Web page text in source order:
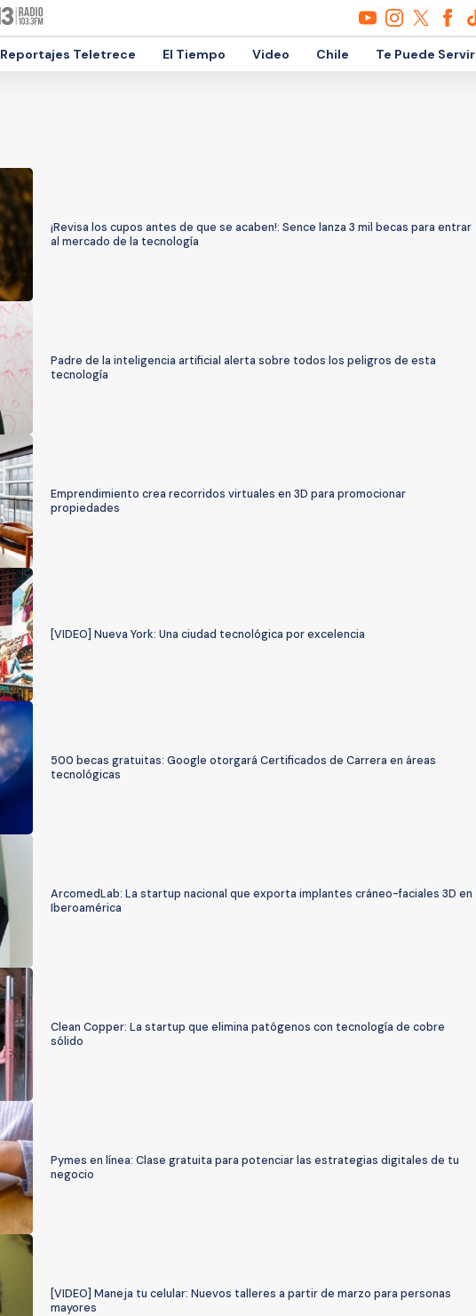
Reportajes Teletrece El Tiempo Video Chile Te Puede Servir
¡Revisa los cupos antes de que se acaben!: Sence lanza 3 mil becas para entrar
al mercado de la tecnología
Padre de la inteligencia artificial alerta sobre todos los peligros de esta
tecnología
Emprendimiento crea recorridos virtuales en 3D para promocionar
propiedades
[VIDEO] Nueva York: Una ciudad tecnológica por excelencia
500 becas gratuitas: Google otorgará Certificados de Carrera en áreas
tecnológicas
ArcomedLab: La startup nacional que exporta implantes cráneo-faciales 3D en
Iberoamérica
Clean Copper: La startup que elimina patógenos con tecnología de cobre
sólido
Pymes en línea: Clase gratuita para potenciar las estrategias digitales de tu
negocio
[VIDEO] Maneja tu celular: Nuevos talleres a partir de marzo para personas
mayores